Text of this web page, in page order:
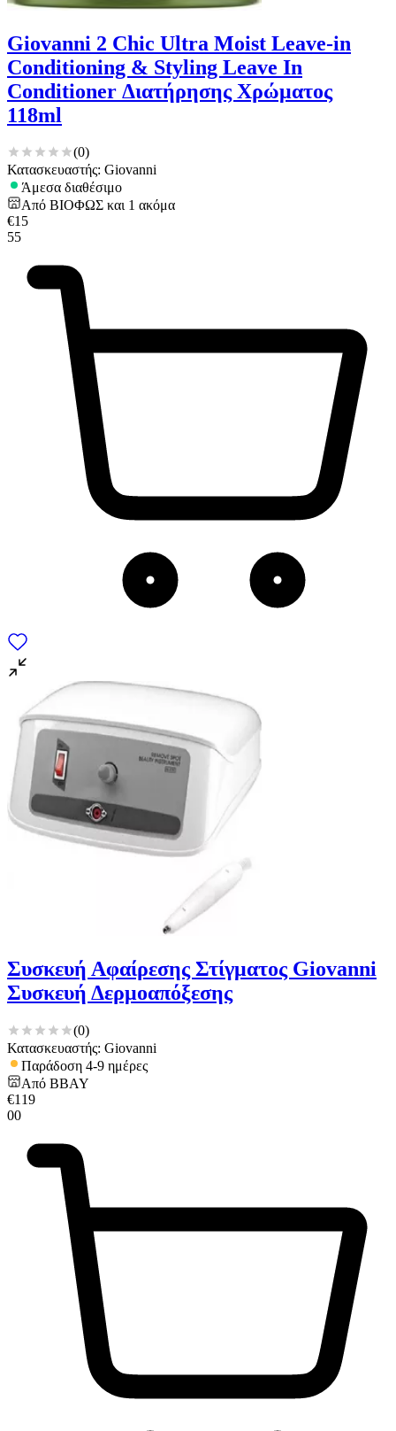
Giovanni 2 Chic Ultra Moist Leave-in
Conditioning & Styling Leave In
Conditioner Διατήρησης Χρώματος
118ml
(0)
Κατασκευαστής: Giovanni
Άμεσα διαθέσιμο
Από ΒΙΟΦΩΣ και 1 ακόμα
€15
55
Συσκευή Αφαίρεσης Στίγματος Giovanni
Συσκευή Δερμοαπόξεσης
(0)
Κατασκευαστής: Giovanni
Παράδοση 4-9 ημέρες
Από BBAY
€119
00